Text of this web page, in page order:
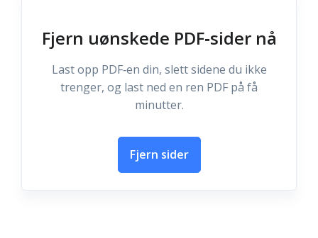
Fjern uønskede PDF‑sider nå
Last opp PDF‑en din, slett sidene du ikke
trenger, og last ned en ren PDF på få
minutter.
Fjern sider